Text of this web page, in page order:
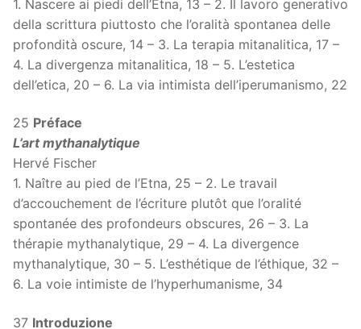
1. Nascere ai piedi dell’Etna, 13 – 2. Il lavoro generativo
della scrittura piuttosto che l’oralità spontanea delle
profondità oscure, 14 – 3. La terapia mitanalitica, 17 –
4. La divergenza mitanalitica, 18 – 5. L’estetica
dell’etica, 20 – 6. La via intimista dell’iperumanismo, 22
25 Préface
L’art mythanalytique
Hervé Fischer
1. Naître au pied de l’Etna, 25 – 2. Le travail
d’accouchement de l’écriture plutôt que l’oralité
spontanée des profondeurs obscures, 26 – 3. La
thérapie mythanalytique, 29 – 4. La divergence
mythanalytique, 30 – 5. L’esthétique de l’éthique, 32 –
6. La voie intimiste de l’hyperhumanisme, 34
37 Introduzione